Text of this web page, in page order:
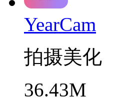
YearCam
拍摄美化
36.43M